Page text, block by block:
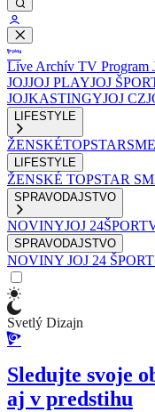
Live Archív TV Program
JOJJOJ PLAYJOJ
JOJKASTINGYJOJ CZ
LIFESTYLE
ŽENSKÉTOPSTAR
LIFESTYLE
ŽENSKÉ TOPSTAR
SPRAVODAJSTVO
NOVINYJOJ 24ŠPORT
SPRAVODAJSTVO
NOVINY JOJ 24 ŠPORT
Svetlý Dizajn
Sledujte svoje
aj v predstihu